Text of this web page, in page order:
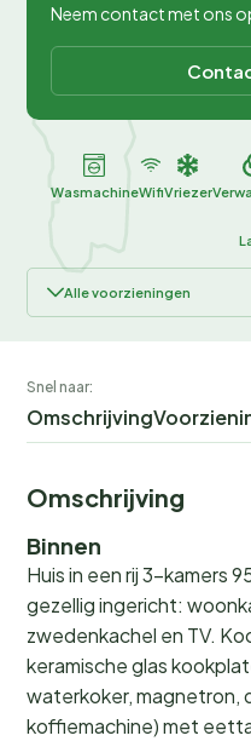
Neem contact met ons
WasmachineWifiVriezer
Alle voorzieningen
Snel naar:
Omschrijving
Omschrijving
Binnen
Huis in een rij 3-kamers
gezellig ingericht:
zwedenkachel en TV.
keramische glas
waterkoker, magnetron,
koffiemachine) met